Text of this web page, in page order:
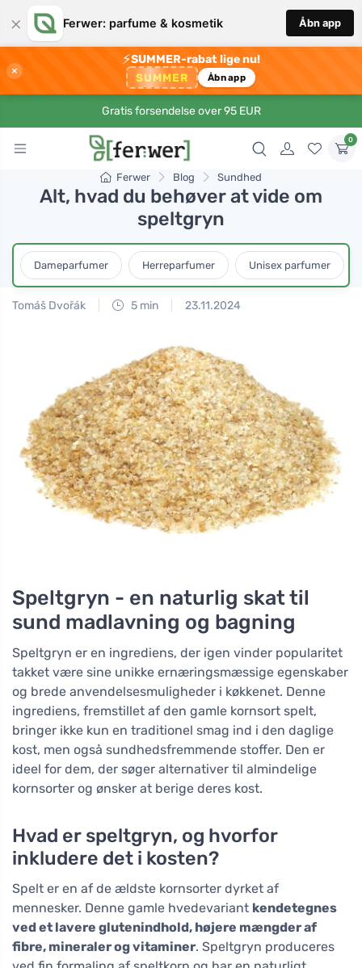
× Ferwer: parfume & kosmetik Åbn app
×
⚡SUMMER-rabat lige nu!
SUMMER Åbn app
Gratis forsendelse over 95 EUR
0
Ferwer Blog Sundhed
Alt, hvad du behøver at vide om
speltgryn
Dameparfumer Herreparfumer Unisex parfumer
Tomáš Dvořák 5 min 23.11.2024
Speltgryn - en naturlig skat til
sund madlavning og bagning
Speltgryn er en ingrediens, der igen vinder popularitet
takket være sine unikke ernæringsmæssige egenskaber
og brede anvendelsesmuligheder i køkkenet. Denne
ingrediens, fremstillet af den gamle kornsort spelt,
bringer ikke kun en traditionel smag ind i den daglige
kost, men også sundhedsfremmende stoffer. Den er
ideel for dem, der søger alternativer til almindelige
kornsorter og ønsker at berige deres kost.
Hvad er speltgryn, og hvorfor
inkludere det i kosten?
Spelt er en af de ældste kornsorter dyrket af
mennesker. Denne gamle hvedevariant kendetegnes
ved et lavere glutenindhold, højere mængder af
fibre, mineraler og vitaminer. Speltgryn produceres